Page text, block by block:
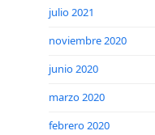
julio 2021
noviembre 2020
junio 2020
marzo 2020
febrero 2020